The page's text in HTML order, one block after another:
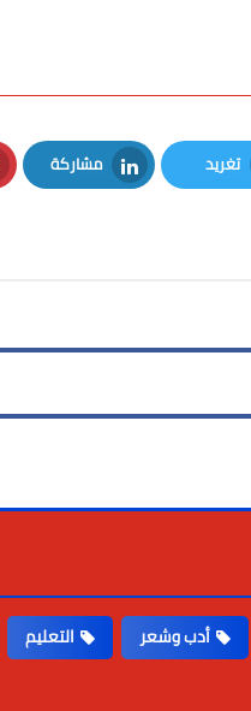
تغريد
Twitter
مشاركة
LinkedIn
أدب وشعر التعليم